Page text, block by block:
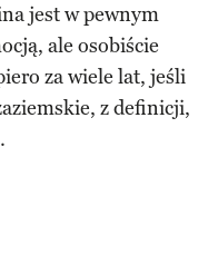
jest w pewnym
ale osobiście
za wiele lat, jeśli
z definicji,